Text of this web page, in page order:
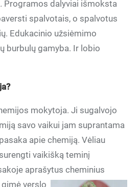
Programos dalyviai išmoksta
spalvotais, o spalvotus
Edukacinio užsiėmimo
burbulų gamyba. Ir lobio
mokytoja. Ji sugalvojo
savo vaikui jam suprantama
apie chemiją. Vėliau
vaikišką teminį
aprašytus cheminius
gimė verslo